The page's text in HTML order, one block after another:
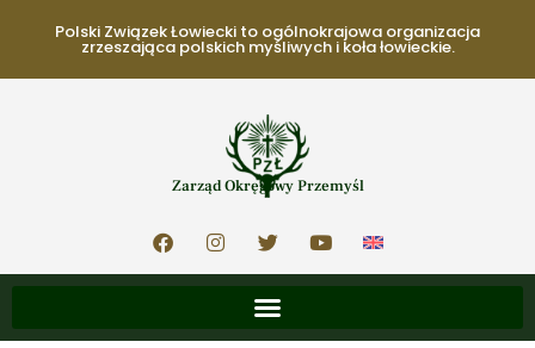
Polski Związek Łowiecki to ogólnokrajowa organizacja
zrzeszająca polskich myśliwych i koła łowieckie.
Zarząd Okręgowy Przemyśl